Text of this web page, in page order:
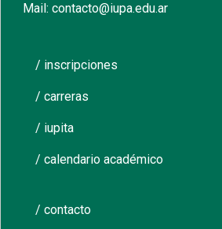
Mail: contacto@iupa.edu.ar
/ inscripciones
/ carreras
/ iupita
/ calendario académico
/ contacto